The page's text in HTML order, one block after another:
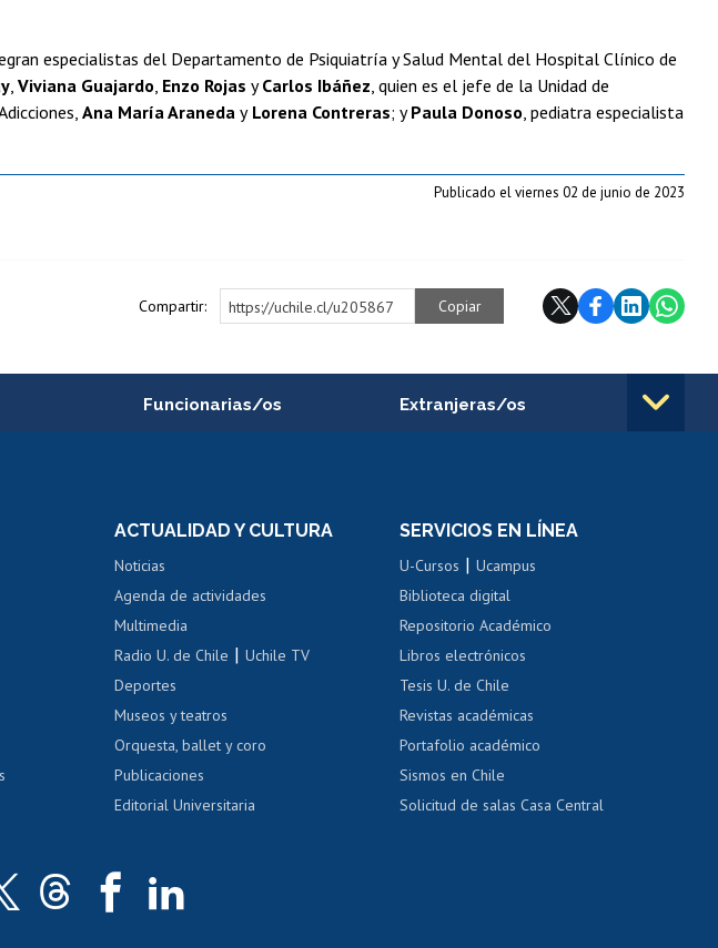
especialistas del Departamento de Psiquiatría y Salud Mental del Hospital Clínico de
Viviana Guajardo Enzo Rojas yCarlos Ibáñez , quien es el jefe de la Unidad de
Ana María Araneda yLorena Contreras; yPaula Donoso , pediatra especialista
Publicado el viernes 02 de junio de 2023
Compartir: https://uchile.cl/u205867 Copiar
Funcionarias/os
Portal de movilidad interna
Certificado de renta
Certificado de renta
Gestión de correo uchile
Extranjeras/os
Movilidad Estudiantil
Cursos de español
Acoso laboral, sexual y violencia
ACTUALIDAD Y CULTURA
Noticias
Agenda de actividades
Multimedia
Radio U. de Chile |Uchile TV
Deportes
Museos y teatros
Orquesta, ballet y coro
Publicaciones
Editorial Universitaria
SERVICIOS EN LÍNEA
U-Cursos |Ucampus
Biblioteca digital
Repositorio Académico
Libros electrónicos
Tesis U. de Chile
Revistas académicas
Portafolio académico
Sismos en Chile
Solicitud de salas Casa Central